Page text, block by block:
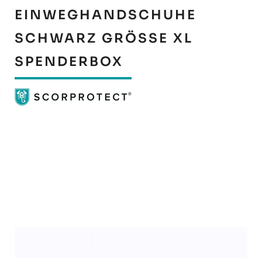
EINWEGHANDSCHUHE
SCHWARZ GRÖSSE XL S
PENDERBOX